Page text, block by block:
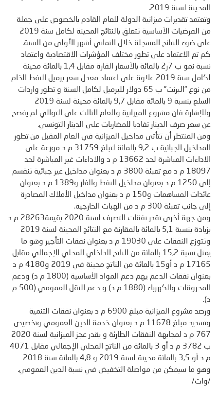
المحينة لسنة 2019.
وتعتمد تقديرات ميزانية الدولة للعام القادم بالخصوص على جملة
من الفرضيات الأساسية تتعلق بالنتائج المحينة لكامل سنة 2019
على ضوء النتائج المسجلة خلال الثماني أشهر الأولى من السنة.
كم تم الاعتماد على تطور مختلف المؤشرات الاقتصادية واعتماد
نسبة نمو ب 7ر2 بالمائة بالأسعار القارة مقابل 1,4 بالمائة محينة
لكامل سنة 2019 علاوة على اعتماد معدل سعر برميل النفط الخام
من نوع “البرنت” ب 65 دولار للبرميل لكامل السنة و تطور واردات
السلع بنسبة 9 بالمائة مقابل 9,7 بالمائة محينة لسنة 2019
وللإشارة فان مشروع الميزانية وللعام الثالث على التوالي لم يفصح
عن سعر صرف الدينار تفاديا للمضاربات على الدينار التونسي.
ومن المنتظر أن تتأتى مداخيل الميزانية في العام المقبل من تطور
المداخيل الجبائية ب 9,2 بالمائة لتبلغ 31759 م د موزعة على
الاداءات المباشرة لحد 13662 م د والاداءات غير المباشرة لحد
18097 م د مع تعبئة 3800 م د بعنوان مداخيل غير جبائية تنقسم
إلى 1250 م د بعنوان مداخيل النفط والغاز و1389 م د بعنوان
عائدات المساهمات و150 م د بعنوان مداخيل الأملاك المصادرة
إلى جانب تعبئة 300 م د من الهبات الخارجية.
ومن جهة أخرى تقدر نفقات التصرف لسنة 2020 بقيمة28263 م د
بزيادة بنسبة 5,1 بالمائة بالمقارنة مع النتائج المحينة لسنة 2019
وتتوزع النفقات على 19030 م د بعنوان نفقات التأجير وهو ما
يمثل نسبة 15,2 بالمائة من الناتج الداخلي المحلي الإجمالي مقابل
17165 م د أو15 بالمائة من الناتج محينة في 2019 و4180 م د
بعنوان نفقات الدعم يهم دعم المواد الأساسية (1800 م د) ودعم
المحروقات والكهرباء (1880 م د) و دعم النقل العمومي (500 م
د).
ورصد مشروع الميزانية مبلغ 6900 م د بعنوان نفقات التنمية
وتسديد مبلغ 11678 م د بعنوان خدمة الدين العمومي وتخصيص
767 م د لمجابهة النفقات الطارئة و يقدر عجز الميزانية لسنة 2020
ب 3782 م د أو 3 بالمائة من الناتج المحلي الإجمالي مقابل 4071
م د أو 3,5 بالمائة محينة لسنة 2019 و 4,8 بالمائة سنة 2018
وهو ما سيمكن من مواصلة التخفيض في نسبة الدين العمومي.
/وات/